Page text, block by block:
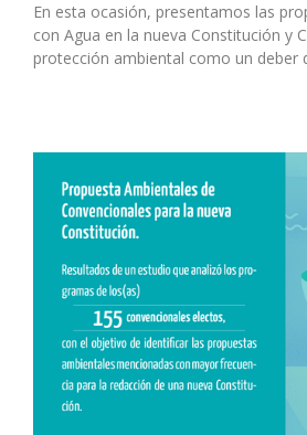
En esta ocasión, presentamos las
con Agua en la nueva Constitución y
protección ambiental como un deber